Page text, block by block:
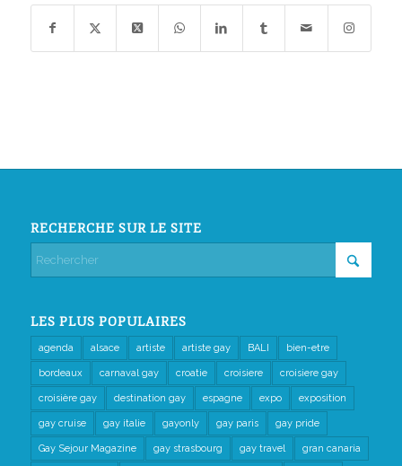
RECHERCHE SUR LE SITE
LES PLUS POPULAIRES
agenda alsace artiste artiste gay BALI bien-etre
bordeaux carnaval gay croatie croisiere croisiere gay
croisière gay destination gay espagne expo exposition
gay cruise gay italie gayonly gay paris gay pride
Gay Sejour Magazine gay strasbourg gay travel gran canaria